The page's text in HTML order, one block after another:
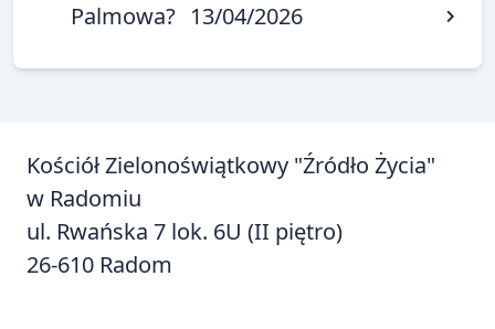
Palmowa? 13/04/2026
Kościół Zielonoświątkowy "Źródło Życia"
w Radomiu
ul. Rwańska 7 lok. 6U (II piętro)
26-610 Radom